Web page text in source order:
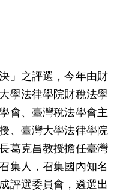
」之評選，今年由財
學法律學院財稅法學
會、臺灣稅法學會主
、臺灣大學法律學院
葛克昌教授擔任臺灣
集人，召集國內知名
評選委員會，遴選出